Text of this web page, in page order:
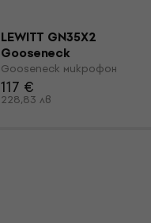
LEWITT GN35X2
Gooseneck
микрофон
Gooseneck микрофон
117 €
228,83 лв